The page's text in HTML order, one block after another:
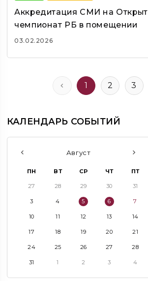
Аккредитация СМИ на
чемпионат РБ в помещении
03.02.2026
1 2 3
КАЛЕНДАРЬ СОБЫТИЙ
Август
ПН ВТ СР ЧТ ПТ
27 28 29 30 31
3 4 5 6 7
10 11 12 13 14
17 18 19 20 21
24 25 26 27 28
31 1 2 3 4